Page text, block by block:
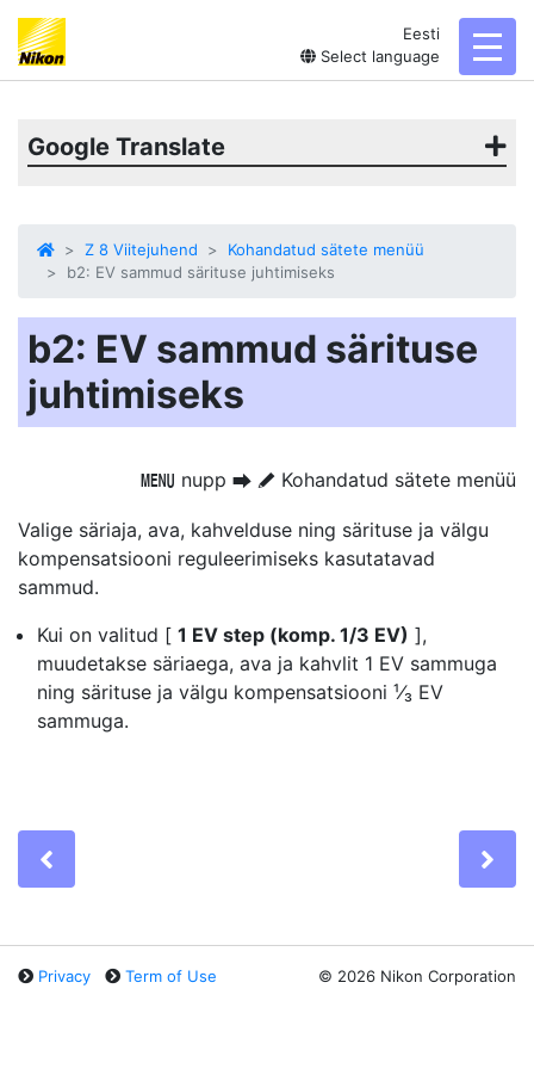
Eesti
Select language
Google Translate
Z 8 Viitejuhend
Kohandatud sätete menüü
b2: EV sammud särituse juhtimiseks
b2: EV sammud särituse
juhtimiseks
G nupp U A Kohandatud sätete menüü
Valige säriaja, ava, kahvelduse ning särituse ja välgu
kompensatsiooni reguleerimiseks kasutatavad
sammud.
Kui on valitud [ 1 EV step (komp. 1/3 EV) ],
muudetakse säriaega, ava ja kahvlit 1 EV sammuga
ning särituse ja välgu kompensatsiooni ¹⁄₃ EV
sammuga.
Privacy Term of Use © 2026 Nikon Corporation